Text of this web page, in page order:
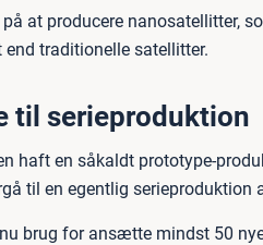
at producere nanosatellitter,
traditionelle satellitter.
til serieproduktion
haft en såkaldt prototype-
til en egentlig serieproduktion
brug for ansætte mindst 50